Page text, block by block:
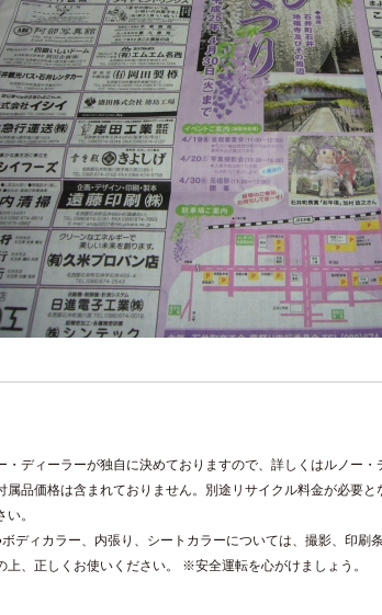
ディーラーが独自に決めておりますので、詳しくはルノー・
品価格は含まれておりません。別途リサイクル料金が必要と
。
ディカラー、内張り、シートカラーについては、撮影、印刷
、正しくお使いください。 ※安全運転を心がけましょう。